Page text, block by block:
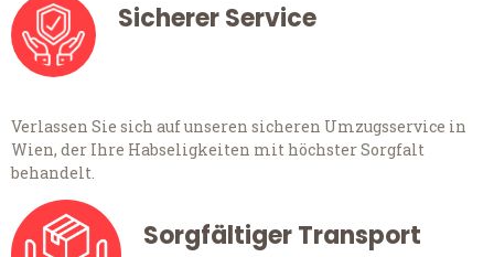
Sicherer Service
Verlassen Sie sich auf unseren sicheren Umzugsservice in
Wien, der Ihre Habseligkeiten mit höchster Sorgfalt
behandelt.
Sorgfältiger Transport